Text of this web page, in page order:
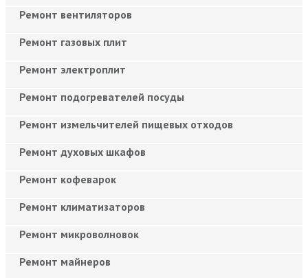
Ремонт вентиляторов
Ремонт газовых плит
Ремонт электроплит
Ремонт подогревателей посуды
Ремонт измельчителей пищевых отходов
Ремонт духовых шкафов
Ремонт кофеварок
Ремонт климатизаторов
Ремонт микроволновок
Ремонт майнеров